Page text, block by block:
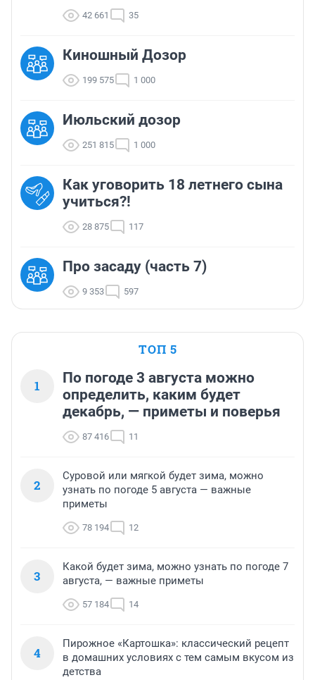
42 661 35
Киношный Дозор
199 575 1 000
Июльский дозор
251 815 1 000
Как уговорить 18 летнего сына
учиться?!
28 875 117
Про засаду (часть 7)
9 353 597
ТОП 5
1
По погоде 3 августа можно
определить, каким будет
декабрь, — приметы и поверья
87 416 11
2
Суровой или мягкой будет зима, можно
узнать по погоде 5 августа — важные
приметы
78 194 12
3
Какой будет зима, можно узнать по погоде 7
августа, — важные приметы
57 184 14
4
Пирожное «Картошка»: классический рецепт
в домашних условиях с тем самым вкусом из
детства